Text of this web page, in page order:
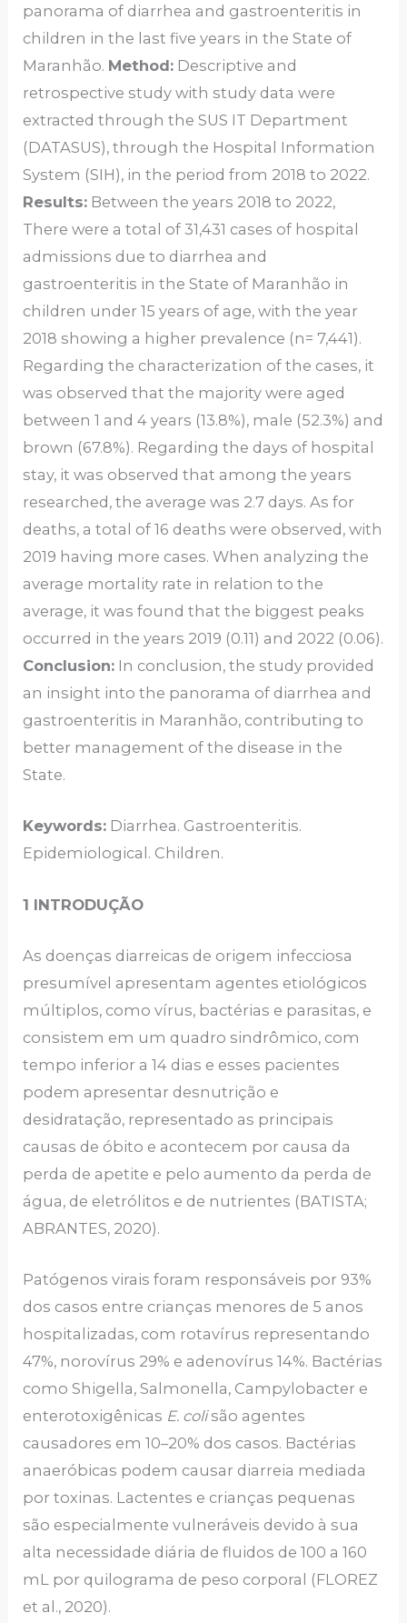
panorama of diarrhea and gastroenteritis in
children in the last five years in the State of
Maranhão. Method: Descriptive and
retrospective study with study data were
extracted through the SUS IT Department
(DATASUS), through the Hospital Information
System (SIH), in the period from 2018 to 2022.
Results: Between the years 2018 to 2022,
There were a total of 31,431 cases of hospital
admissions due to diarrhea and
gastroenteritis in the State of Maranhão in
children under 15 years of age, with the year
2018 showing a higher prevalence (n= 7,441).
Regarding the characterization of the cases, it
was observed that the majority were aged
between 1 and 4 years (13.8%), male (52.3%) and
brown (67.8%). Regarding the days of hospital
stay, it was observed that among the years
researched, the average was 2.7 days. As for
deaths, a total of 16 deaths were observed, with
2019 having more cases. When analyzing the
average mortality rate in relation to the
average, it was found that the biggest peaks
occurred in the years 2019 (0.11) and 2022 (0.06).
Conclusion: In conclusion, the study provided
an insight into the panorama of diarrhea and
gastroenteritis in Maranhão, contributing to
better management of the disease in the
State.
Keywords: Diarrhea. Gastroenteritis.
Epidemiological. Children.
1 INTRODUÇÃO
As doenças diarreicas de origem infecciosa
presumível apresentam agentes etiológicos
múltiplos, como vírus, bactérias e parasitas, e
consistem em um quadro sindrômico, com
tempo inferior a 14 dias e esses pacientes
podem apresentar desnutrição e
desidratação, representado as principais
causas de óbito e acontecem por causa da
perda de apetite e pelo aumento da perda de
água, de eletrólitos e de nutrientes (BATISTA;
ABRANTES, 2020).
Patógenos virais foram responsáveis por 93%
dos casos entre crianças menores de 5 anos
hospitalizadas, com rotavírus representando
47%, norovírus 29% e adenovírus 14%. Bactérias
como Shigella, Salmonella, Campylobacter e
enterotoxigênicas E. colisão agentes
causadores em 10–20% dos casos. Bactérias
anaeróbicas podem causar diarreia mediada
por toxinas. Lactentes e crianças pequenas
são especialmente vulneráveis devido à sua
alta necessidade diária de fluidos de 100 a 160
mL por quilograma de peso corporal (FLOREZ
et al., 2020).